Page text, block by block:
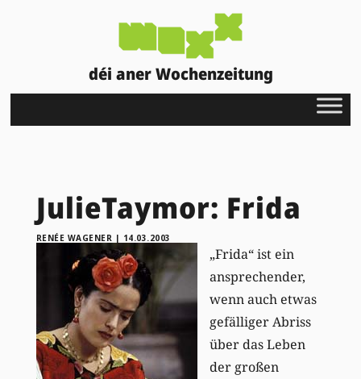
déi aner Wochenzeitung
JulieTaymor: Frida
RENÉE WAGENER | 14.03.2003
„Frida“ ist ein
ansprechender,
wenn auch etwas
gefälliger Abriss
über das Leben
der großen